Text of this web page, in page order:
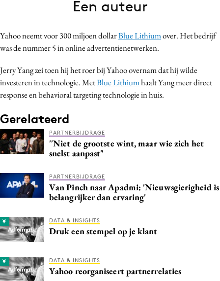
Carriere
Contentmarketing
Craft
Customer Experience
Data & Insights
Design
Digital transformation
Diversiteit
Gedragsverandering
Influencer marketing
Interne communicatie
Martech
Media
PR
Programmatic
Yahoo neemt voor 300 miljoen dollarBlue Lithiumover. Het bedrijf
was de nummer 5 in online advertentienetwerken.
Jerry Yang zei toen hij het roer bij Yahoo overnam dat hij wilde
investeren in technologie. MetBlue Lithiumhaalt Yang meer direct
response en behavioral targeting technologie in huis.
Gerelateerd
PARTNERBIJDRAGE
''Niet de grootste wint, maar wie zich het
snelst aanpast"
PARTNERBIJDRAGE
Van Pinch naar Apadmi: 'Nieuwsgierigheid is
belangrijker dan ervaring'
DATA & INSIGHTS
Druk een stempel op je klant
DATA & INSIGHTS
Yahoo reorganiseert partnerrelaties
Een auteur